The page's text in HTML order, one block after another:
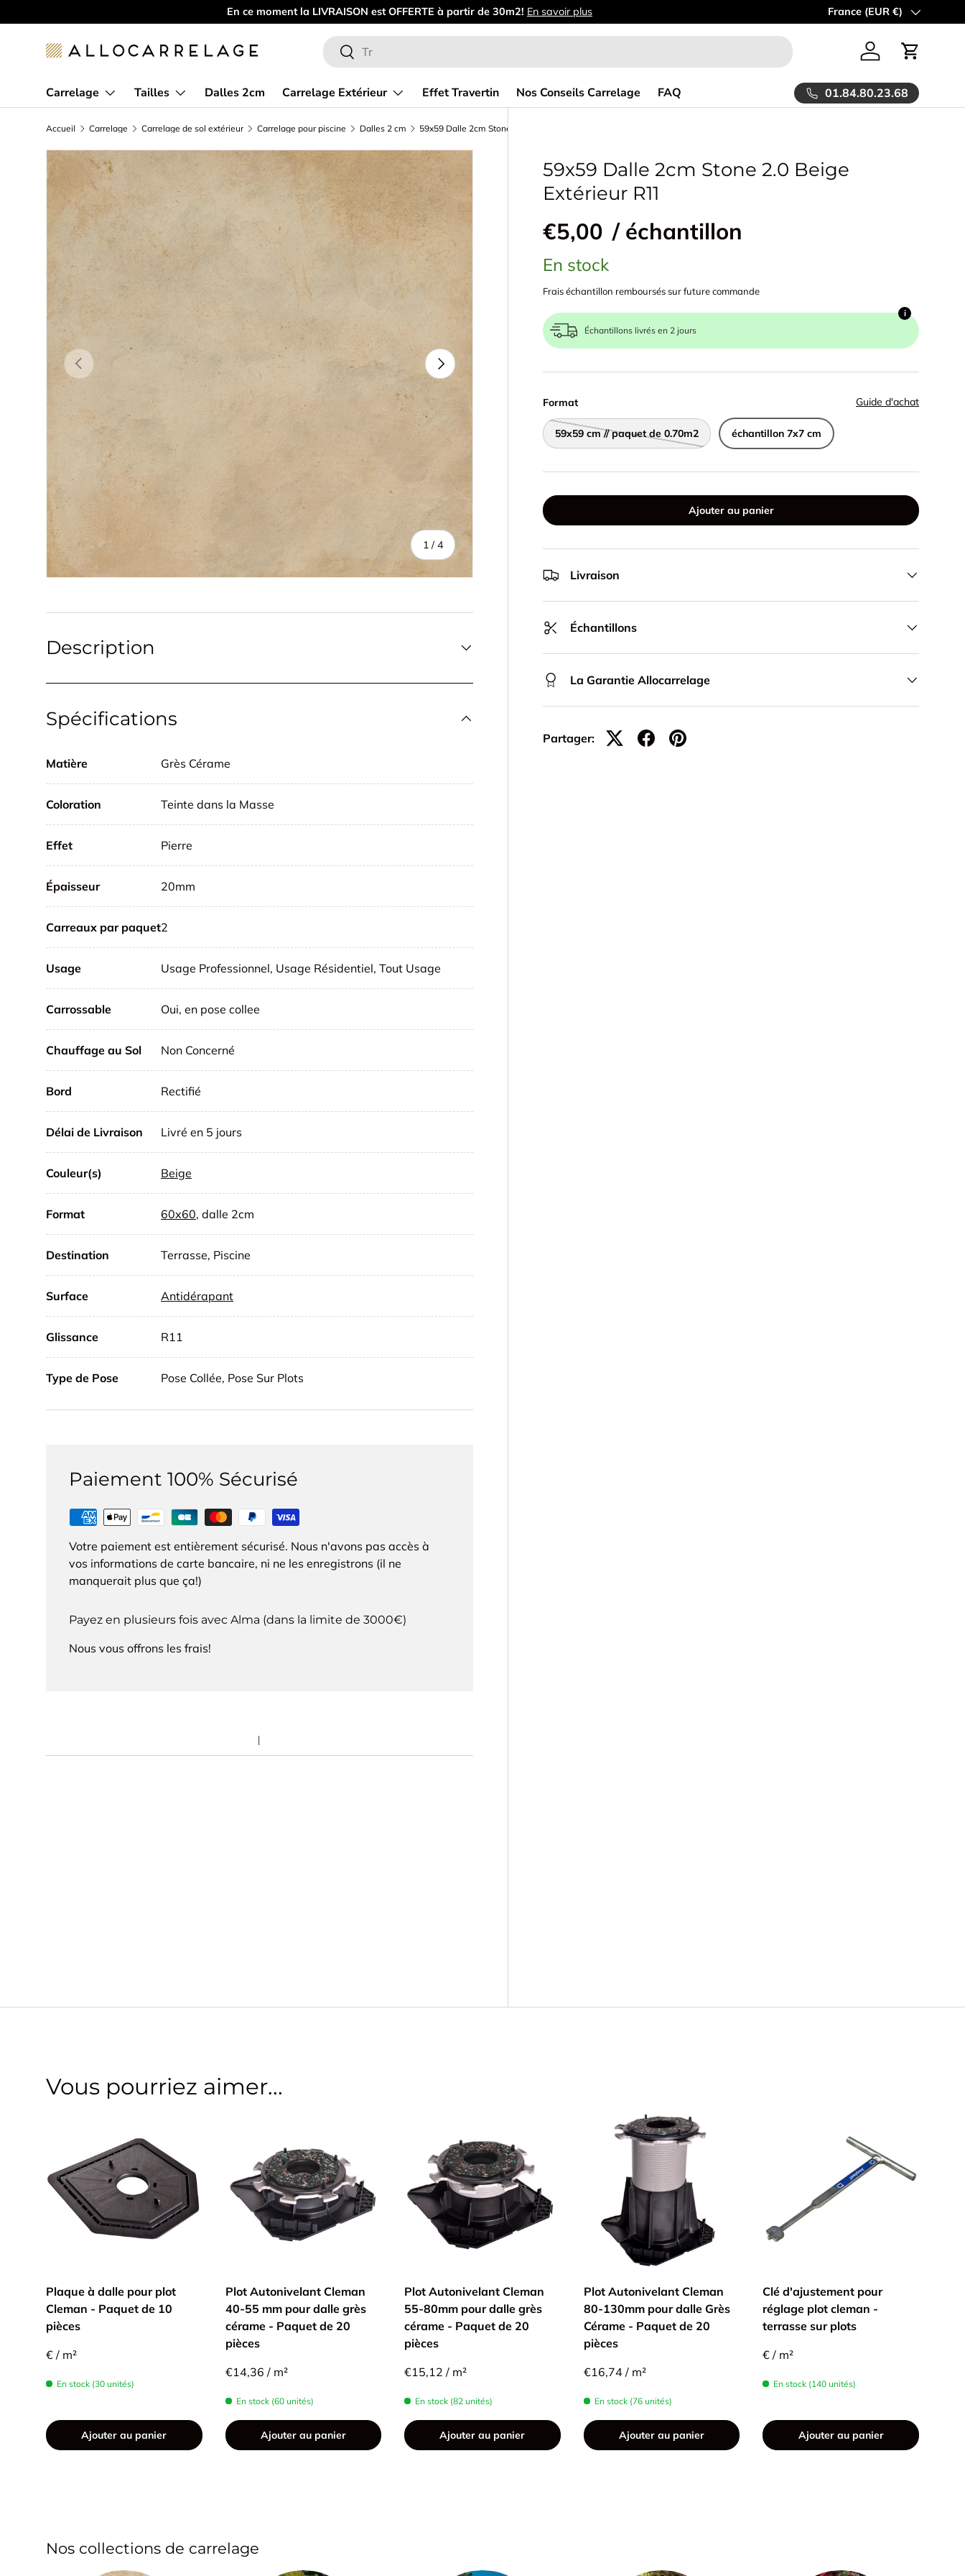
Aller au contenu
Spécialiste de la vente en ligne de
Pays
France (EUR €)
Recherche
Rechercher
Se connecter
Panier
Carrelage Tailles Dalles 2cm Carrelage Extérieur Effet Travertin Nos Conseils Carrelage FAQ 01.84.80.23.68
Accueil Carrelage Carrelage de sol extérieur Carrelage pour piscine Dalles 2 cm
Précédent
1 /de
4
Suivant
59x59 Dalle 2cm Stone 2.0 Beige
Extérieur R11
€5,00 / échantillon
En stock
Frais échantillon remboursés sur future commande
Échantillons livrés en 2 jours
i
Format Guide d'achat
59x59 cm // paquet de 0.70m2 échantillon 7x7 cm
Ajouter au panier
Livraison
Échantillons
La Garantie Allocarrelage
Partager:
Description
Spécifications
Matière Grès Cérame
Coloration Teinte dans la Masse
Effet Pierre
Épaisseur 20mm
Carreaux par paquet2
Usage Usage Professionnel, Usage Résidentiel, Tout Usage
Carrossable Oui, en pose collee
Chauffage au Sol Non Concerné
Bord Rectifié
Délai de Livraison Livré en 5 jours
Couleur(s) Beige
Format 60x60, dalle 2cm
Destination Terrasse, Piscine
Surface Antidérapant
Glissance R11
Type de Pose Pose Collée, Pose Sur Plots
Paiement 100% Sécurisé
Votre paiement est entièrement sécurisé. Nous n'avons pas accès à
vos informations de carte bancaire, ni ne les enregistrons (il ne
manquerait plus que ça!)
Payez en plusieurs fois avec Alma (dans la limite de 3000€)
Nous vous offrons les frais!
Vous pourriez aimer...
Plaque à dalle pour plot
Cleman - Paquet de 10
pièces
€ / m²
En stock (30 unités)
Ajouter au panier
Plot Autonivelant Cleman
40-55 mm pour dalle grès
cérame - Paquet de 20
pièces
€14,36 / m²
En stock (60 unités)
Ajouter au panier
Plot Autonivelant Cleman
55-80mm pour dalle grès
cérame - Paquet de 20
pièces
€15,12 / m²
En stock (82 unités)
Ajouter au panier
Plot Autonivelant Cleman
80-130mm pour dalle Grès
Cérame - Paquet de 20
pièces
€16,74 / m²
En stock (76 unités)
Ajouter au panier
Clé d'ajustement pour
réglage plot cleman -
terrasse sur plots
€ / m²
En stock (140 unités)
Ajouter au panier
Nos collections de carrelage